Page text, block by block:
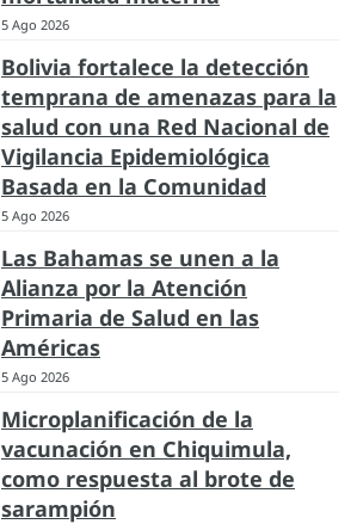
5 Ago 2026
Bolivia fortalece la detección
temprana de amenazas para la
salud con una Red Nacional de
Vigilancia Epidemiológica
Basada en la Comunidad
5 Ago 2026
Las Bahamas se unen a la
Alianza por la Atención
Primaria de Salud en las
Américas
5 Ago 2026
Microplanificación de la
vacunación en Chiquimula,
como respuesta al brote de
sarampión